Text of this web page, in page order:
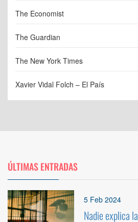
The Economist
The Guardian
The New York Times
Xavier Vidal Folch – El País
ÚLTIMAS ENTRADAS
5 Feb 2024
Nadie explica